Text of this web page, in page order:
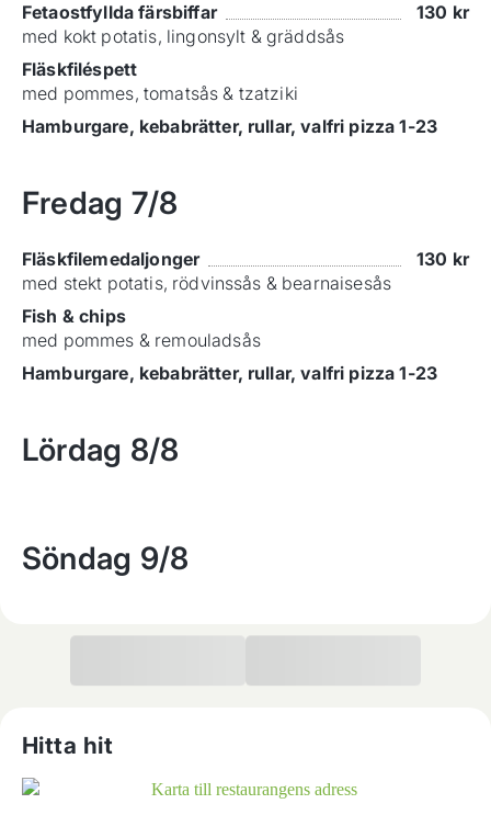
Fetaostfyllda färsbiffar 130 kr
med kokt potatis, lingonsylt & gräddsås
Fläskfiléspett
med pommes, tomatsås & tzatziki
Hamburgare, kebabrätter, rullar, valfri pizza 1-23
Fredag 7/8
Fläskfilemedaljonger 130 kr
med stekt potatis, rödvinssås & bearnaisesås
Fish & chips
med pommes & remouladsås
Hamburgare, kebabrätter, rullar, valfri pizza 1-23
Lördag 8/8
Söndag 9/8
Hitta hit